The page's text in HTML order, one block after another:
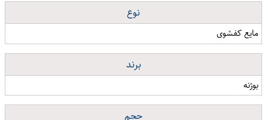
nimaashop.ir
محلول کف شوی ماشینی بوژنه حجم 3750 میلی لیتر
محلول کف شوی ماشینی بوژنه حجم 3750 میلی لیتر
مختصات کالا